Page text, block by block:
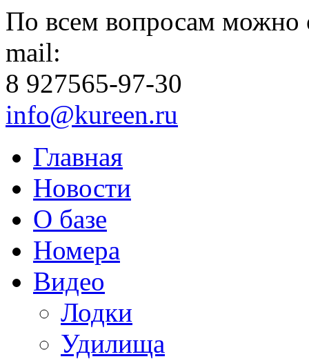
По всем вопросам можно
mail:
8 927565-97-30
info@kureen.ru
Главная
Новости
О базе
Номера
Видео
Лодки
Удилища